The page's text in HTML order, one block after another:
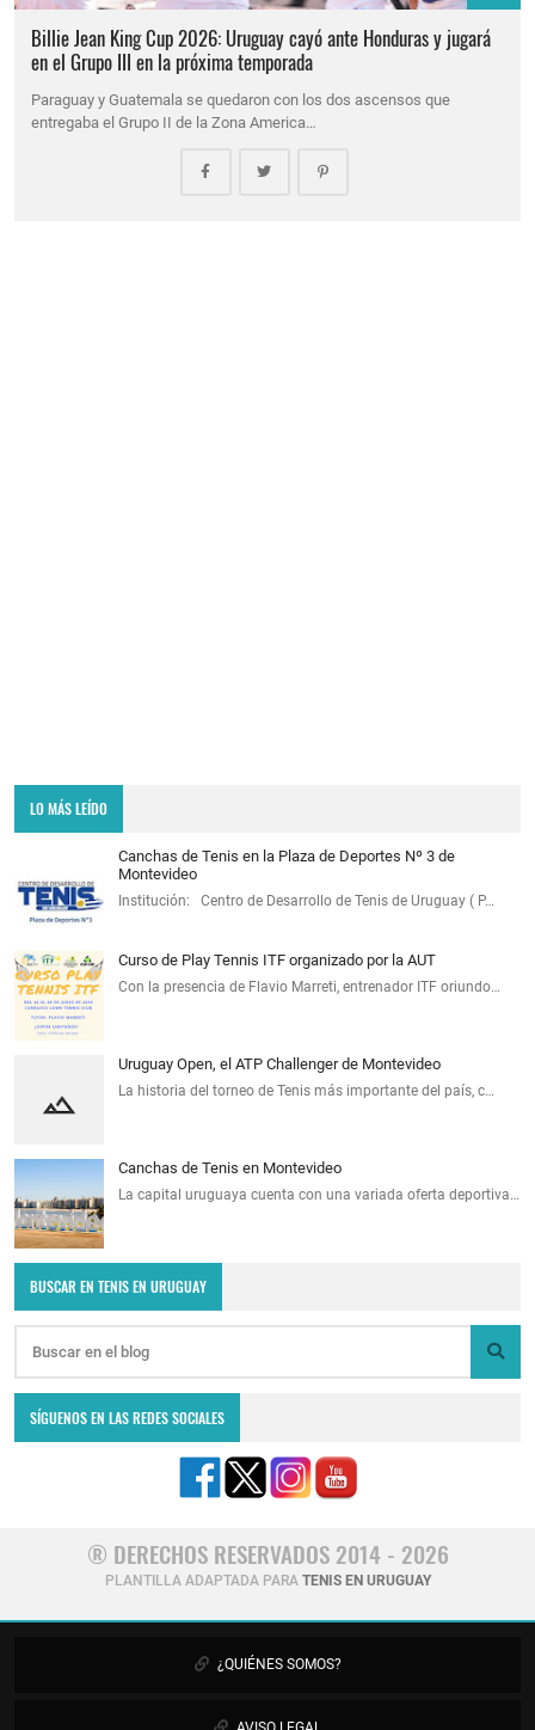
Billie Jean King Cup 2026: Uruguay cayó ante Honduras y jugará
en el Grupo III en la próxima temporada
Paraguay y Guatemala se quedaron con los dos ascensos que
entregaba el Grupo II de la Zona America…
LO MÁS LEÍDO
Canchas de Tenis en la Plaza de Deportes Nº 3 de
Montevideo
Institución: Centro de Desarrollo de Tenis de Uruguay ( P…
Curso de Play Tennis ITF organizado por la AUT
Con la presencia de Flavio Marreti, entrenador ITF oriundo…
Uruguay Open, el ATP Challenger de Montevideo
La historia del torneo de Tenis más importante del país, c…
Canchas de Tenis en Montevideo
La capital uruguaya cuenta con una variada oferta deportiva…
BUSCAR EN TENIS EN URUGUAY
SÍGUENOS EN LAS REDES SOCIALES
® DERECHOS RESERVADOS 2014 - 2026
PLANTILLA ADAPTADA PARA TENIS EN URUGUAY
¿QUIÉNES SOMOS?